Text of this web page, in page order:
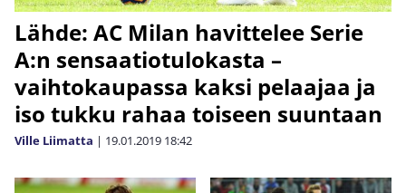
Lähde: AC Milan havittelee Serie
A:n sensaatiotulokasta –
vaihtokaupassa kaksi pelaajaa ja
iso tukku rahaa toiseen suuntaan
Ville Liimatta | 19.01.2019 18:42